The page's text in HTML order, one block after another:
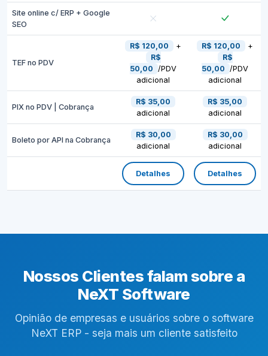
Site online c/ ERP + Google
SEO
TEF no PDV
R$ 120,00
+
R$
50,00 /PDV
adicional
R$ 120,00
+
R$
50,00 /PDV
adicional
PIX no PDV | Cobrança
R$ 35,00
adicional
R$ 35,00
adicional
Boleto por API na Cobrança
R$ 30,00
adicional
R$ 30,00
adicional
Detalhes Detalhes
Nossos Clientes falam sobre a
NeXT Software
Opinião de empresas e usuários sobre o software
NeXT ERP - seja mais um cliente satisfeito